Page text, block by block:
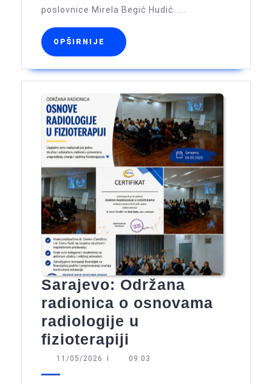
godini
poslovnice Mirela Begić Hudić. ...
OPŠIRNIJE OPŠIRNIJE
Sarajevo: Održana
radionica o osnovama
radiologije u
fizioterapiji
Održana
11/05/2026 11/05/2026
09:03